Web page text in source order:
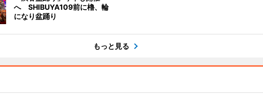
へ SHIBUYA109前に櫓、輪
になり盆踊り
もっと見る